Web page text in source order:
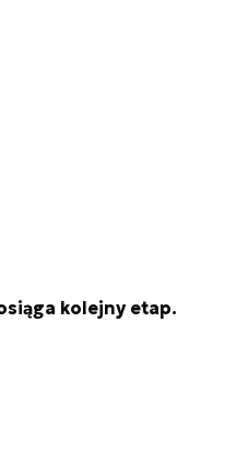
kolejny etap.